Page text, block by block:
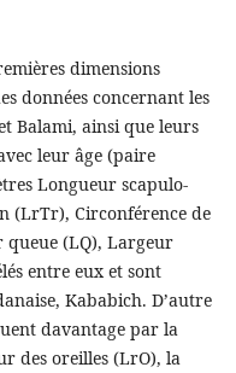
dimensions
données concernant les
Balami, ainsi que leurs
leur âge (paire
Longueur scapulo-
(LrTr), Circonférence de
queue (LQ), Largeur
entre eux et sont
Kababich. D’autre
davantage par la
des oreilles (LrO), la